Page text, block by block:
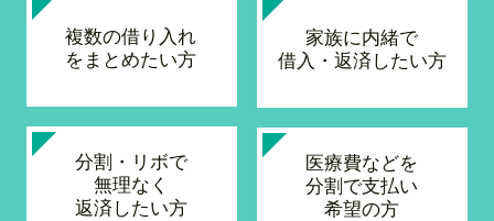
複数の借り入れ
をまとめたい方
家族に内緒で
借入・返済したい方
分割・リボで
無理なく
返済したい方
医療費などを
分割で支払い
希望の方